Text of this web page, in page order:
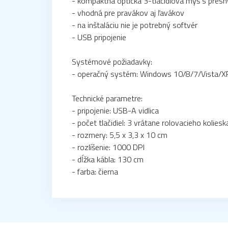
- vhodná pre pravákov aj ľavákov
- na inštaláciu nie je potrebný softvér
- USB pripojenie
Systémové požiadavky:
- operačný systém: Windows 10/8/7/Vista/
Technické parametre:
- pripojenie: USB-A vidlica
- počet tlačidiel: 3 vrátane rolovacieho
- rozmery: 5,5 x 3,3 x 10 cm
- rozlíšenie: 1000 DPI
- dĺžka kábla: 130 cm
- farba: čierna